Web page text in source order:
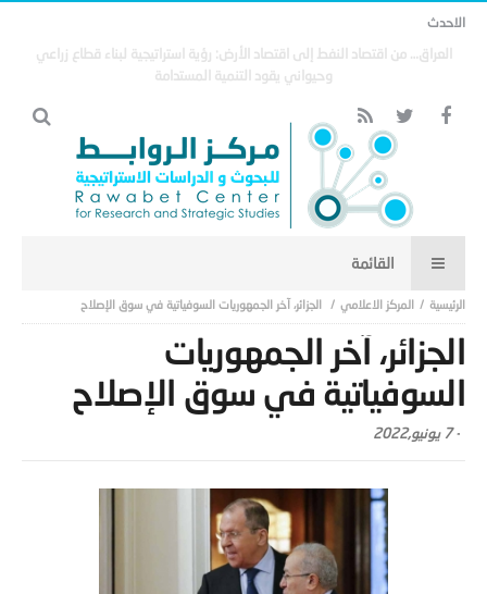
الاحدث
مذكرة التفاهم وتأثيرها على منظومة الأمن الخليجي العربي .. (18)
الجزائر، آخر الجمهوريات
السوفياتية في سوق الإصلاح
-7 يونيو,2022